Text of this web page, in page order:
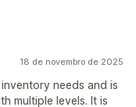
18 de novembro de 2025
needs and is
multiple levels. It is